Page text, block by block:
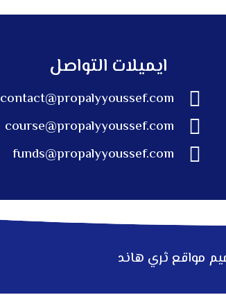
ايميلات التواصل
contact@propalyyoussef.com
course@propalyyoussef.com
funds@propalyyoussef.com
مواقع ثري هاند